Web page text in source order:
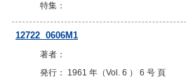
特集：
12722 0606M1
著者：
発行： 1961 年（Vol. 6 ） 6 号 頁